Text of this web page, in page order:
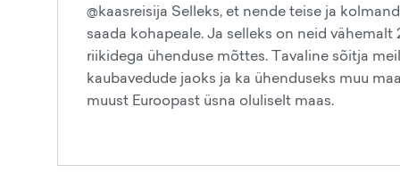
@kaasreisija Selleks, et nende teise ja
saada kohapeale. Ja selleks on neid
riikidega ühenduse mõttes. Tavaline sõitja
kaubavedude jaoks ja ka ühenduseks muu
muust Euroopast üsna oluliselt maas.